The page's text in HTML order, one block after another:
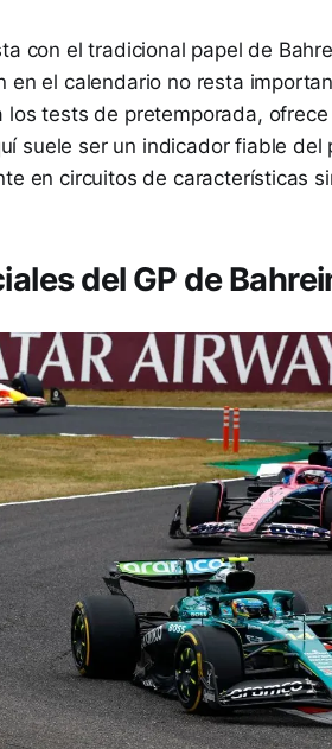
con el tradicional papel de
en el calendario no resta
los tests de pretemporada,
suele ser un indicador fiable
en circuitos de características
del GP de